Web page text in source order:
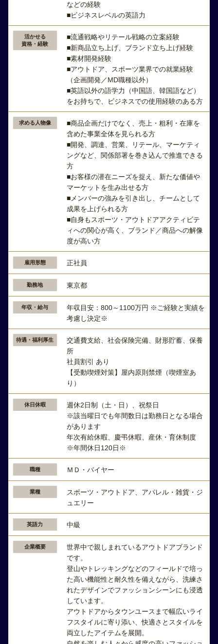
などの経験
■ビジネスレベルの英語力
活かせる
資格・経験
■流通戦略やリテール戦略の立案経験
■新商品立ち上げ、ブランド立ち上げ経験
■素材開発経験
■アウトドア、スポーツ業界での就業経験
（企画開発／MD職種以外）
■英語以外の語学力（中国語、韓国語など）
をお持ちで、ビジネスでの使用経験のある方
求める人物像
■商品企画だけでなく、売上・粗利・在庫を
含めた事業全体を見られる方
■開発、調達、営業、リテール、マーケティ
ングなど、関係部署を巻き込んで推進できる
方
■お客様の潜在ニーズを捉え、新たな価値や
マーケットを生み出せる方
■メンバーの強みを引き出し、チームとして
成果を上げられる方
■自身もスポーツ・アウトドアアクティビテ
ィへの関心が高く、ブランド／商品への解像
度が高い方
雇用形態 正社員
勤務地 東京都
年収・給与
年収目安：800～1100万円 ※ご経験と実績を
考慮し決定※
待遇・福利厚生
交通費支給、社会保険完備、財形貯蓄、保養
所
社員割引 あり
【受動喫煙対策】屋内原則禁煙（喫煙室あ
り）
休日休暇
週休2日制（土・日）、祝祭日
※該当曜日でも年間数日は勤務日となる場合
があります
年次有給休暇、慶弔休暇、産休・育休制度
※年間休日120日※
職種 ＭＤ・バイヤー
業種
スポーツ・アウトドア、アパレル・雑貨・ジ
ュエリー
英語力 中級
企業概要
世界中で親しまれているアウトドアブランド
です。
登山やトレッキングなどのフィールドで培っ
た高い機能性と耐久性を備えながら、洗練さ
れたデザインでファッションシーンにも浸透
しています。
アウトドアからタウンユースまで幅広いライ
フスタイルに寄り添い、快適さとスタイルを
両立したアイテムを展開。